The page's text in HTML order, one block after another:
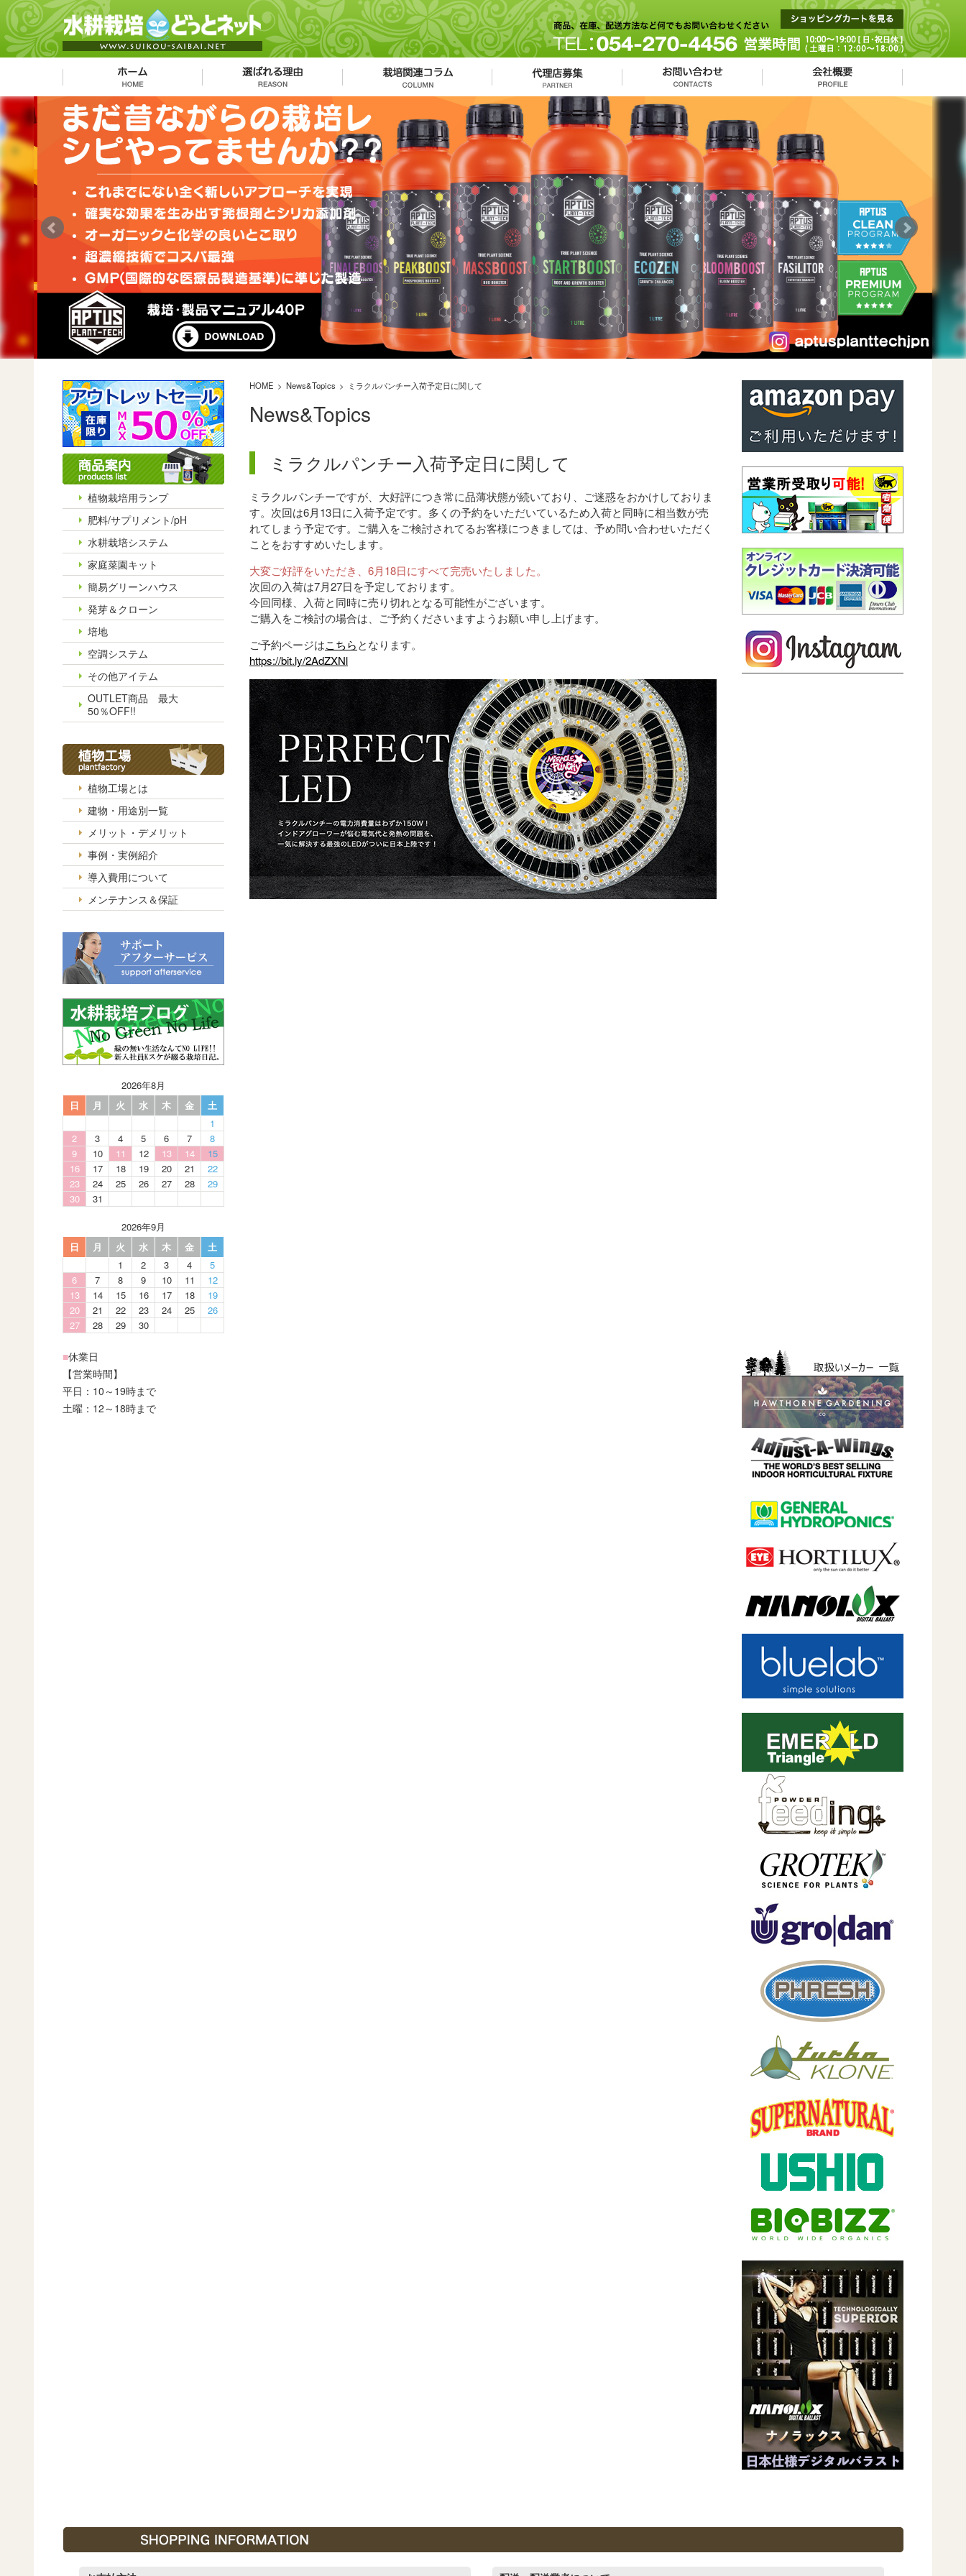
植物栽培用ランプ
肥料/サプリメント/pH
水耕栽培システム
家庭菜園キット
簡易グリーンハウス
発芽＆クローン
培地
空調システム
その他アイテム
OUTLET商品 最大
50％OFF!!
植物工場とは
建物・用途別一覧
メリット・デメリット
事例・実例紹介
導入費用について
メンテナンス＆保証
2026年8月
日
月 火 水 木 金
土
1
2
3 4 5 6 7
8
9
10 11 12 13 14
15
16
17 18 19 20 21
22
23
24 25 26 27 28
29
30
31
2026年9月
日
月 火 水 木 金
土
1
2 3 4
5
6
7 8 9 10 11
12
13
14 15 16 17 18
19
20
21 22 23 24 25
26
27
28 29 30
■休業日
【営業時間】
平日：10～19時まで
土曜：12～18時まで
HOME News&Topics ミラクルパンチー入荷予定日に関して
News&Topics
ミラクルパンチー入荷予定日に関して
ミラクルパンチーですが、大好評につき常に品薄状態が続いており、ご迷惑をおかけしておりま
す。次回は6月13日に入荷予定です。多くの予約をいただいているため入荷と同時に相当数が売
れてしまう予定です。ご購入をご検討されてるお客様につきましては、予め問い合わせいただく
ことをおすすめいたします。
大変ご好評をいただき、6月18日にすべて完売いたしました。
次回の入荷は7月27日を予定しております。
今回同様、入荷と同時に売り切れとなる可能性がございます。
ご購入をご検討の場合は、ご予約くださいますようお願い申し上げます。
ご予約ページはこちらとなります。
https://bit.ly/2AdZXNl